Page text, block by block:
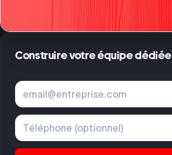
Construire votre équipe dédiée
Adresse e-mail